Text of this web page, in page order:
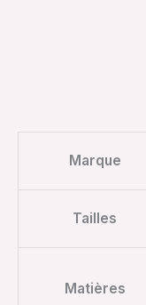
Marque
Tailles
Matières